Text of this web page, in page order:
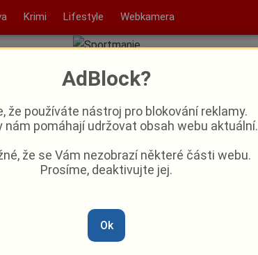
Krimi Lifestyle Webkamera
víkend vypravit
AdBlock?
že používáte nástroj pro blokování reklamy.
nám pomáhají udržovat obsah webu aktuální.
že se Vám nezobrazí některé části webu.
Prosíme, deaktivujte jej.
Ok